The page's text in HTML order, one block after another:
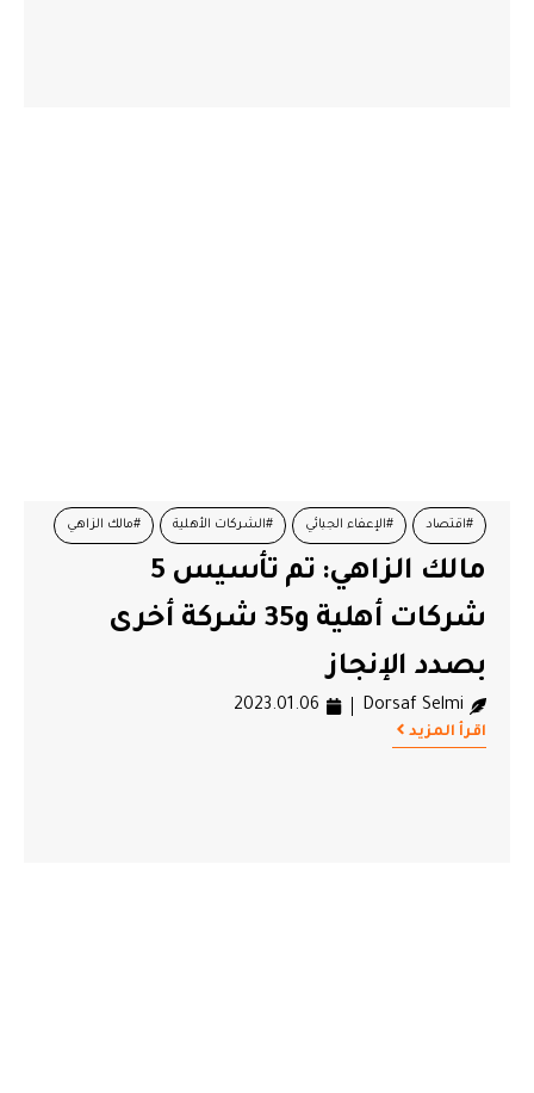
#اقتصاد #الإعفاء الجبائي #الشركات الأهلية #مالك الزاهي
مالك الزاهي: تم تأسيس 5
شركات أهلية و35 شركة أخرى
بصدد الإنجاز
Dorsaf Selmi
2023.01.06
اقرأ المزيد